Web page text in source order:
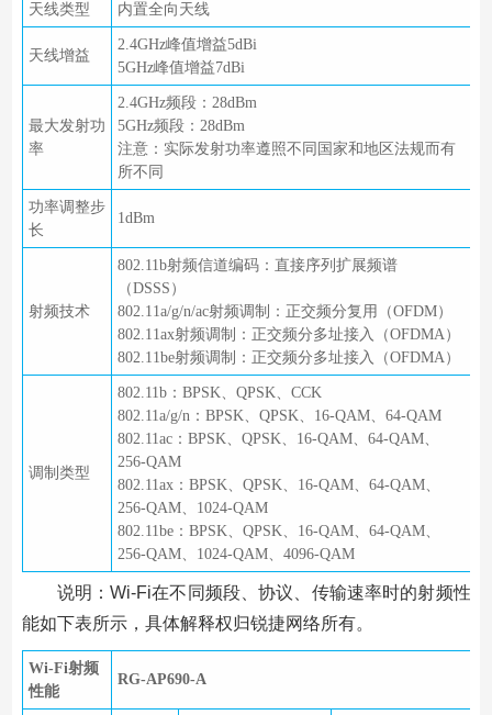
天线类型 内置全向天线
天线增益
2.4GHz峰值增益5dBi
5GHz峰值增益7dBi
最大发射功
率
2.4GHz频段：28dBm
5GHz频段：28dBm
注意：实际发射功率遵照不同国家和地区法规而有
所不同
功率调整步
长
1dBm
射频技术
802.11b射频信道编码：直接序列扩展频谱
（DSSS）
802.11a/g/n/ac射频调制：正交频分复用（OFDM）
802.11ax射频调制：正交频分多址接入（OFDMA）
802.11be射频调制：正交频分多址接入（OFDMA）
调制类型
802.11b：BPSK、QPSK、CCK
802.11a/g/n：BPSK、QPSK、16-QAM、64-QAM
802.11ac：BPSK、QPSK、16-QAM、64-QAM、
256-QAM
802.11ax：BPSK、QPSK、16-QAM、64-QAM、
256-QAM、1024-QAM
802.11be：BPSK、QPSK、16-QAM、64-QAM、
256-QAM、1024-QAM、4096-QAM
说明：Wi-Fi在不同频段、协议、传输速率时的射频性
能如下表所示，具体解释权归锐捷网络所有。
Wi-Fi射频
性能
RG-AP690-A